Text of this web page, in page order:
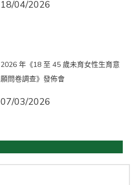
18/04/2026
2026 年《18 至 45 歲未育女性生育意
願問卷調查》發佈會
07/03/2026